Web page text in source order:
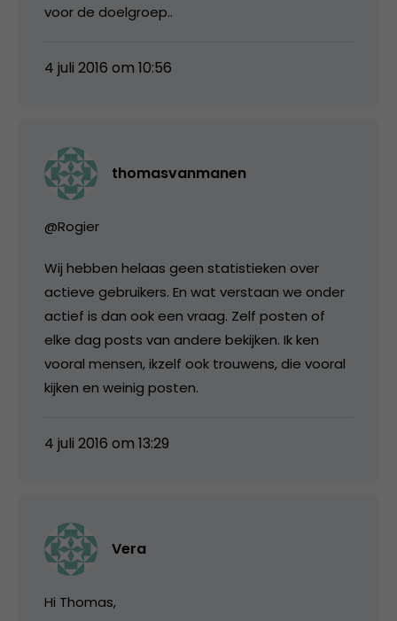
voor de doelgroep..
4 juli 2016 om 10:56
thomasvanmanen
@Rogier
Wij hebben helaas geen statistieken over
actieve gebruikers. En wat verstaan we onder
actief is dan ook een vraag. Zelf posten of
elke dag posts van andere bekijken. Ik ken
vooral mensen, ikzelf ook trouwens, die vooral
kijken en weinig posten.
4 juli 2016 om 13:29
Vera
Hi Thomas,